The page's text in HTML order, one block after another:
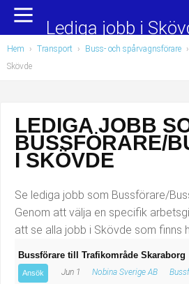
Administration, ekonomi, juridik
Chefer och
Data/IT
Försäljning, inköp,
Hantverksyrken
Hotell, restaurang, storhushåll
Undersköterska, hemtjänst
Barnskötare
Lärare i förskola/
Lagerarbetare
Bussförare/Busschaufför
Elevassistent
Lediga jobb i
Hem › Transport › Buss- och spårvagnsförare ›
Skövde
LEDIGA JOBB
BUSSFÖRARE/
I SKÖVDE
Se lediga jobb som Bussförare/
Genom att välja en specifik
att se alla jobb i Skövde som finns
Bussförare till Trafikområde Skaraborg
Ansök Jun 1 Nobina Sverige AB